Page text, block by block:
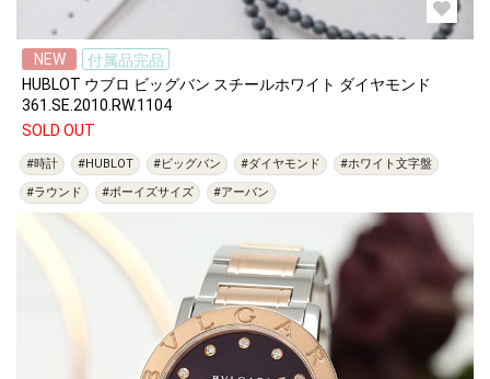
NEW
付属品完品
HUBLOT ウブロ ビッグバン スチールホワイト ダイヤモンド
361.SE.2010.RW.1104
SOLD OUT
#時計 #HUBLOT #ビッグバン #ダイヤモンド
#ホワイト文字盤
#ラウンド
#ボーイズサイズ #アーバン